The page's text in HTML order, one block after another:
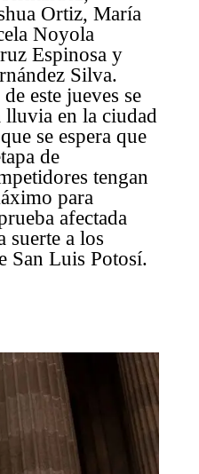
Ortiz, María
Noyola
Espinosa y
Silva.
este jueves se
lluvia en la ciudad
se espera que
de
tengan
para
afectada
suerte a los
San Luis Potosí.